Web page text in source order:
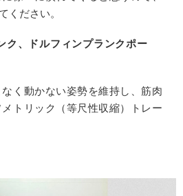
ください。
ク、ドルフィンプランクポー
く動かない姿勢を維持し、筋肉
トリック（等尺性収縮）トレー